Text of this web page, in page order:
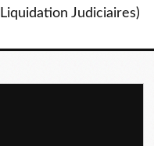
Judiciaires)